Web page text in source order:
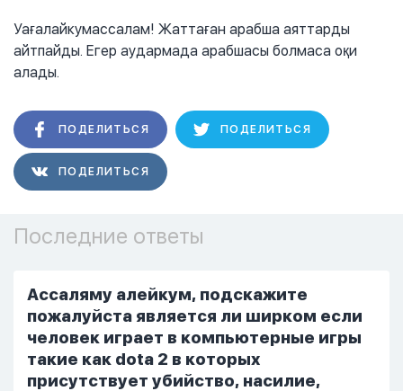
Уағалайкумассалам! Жаттаған арабша аяттарды
айтпайды. Егер аудармада арабшасы болмаса оқи
алады.
ПОДЕЛИТЬСЯ ПОДЕЛИТЬСЯ
ПОДЕЛИТЬСЯ
Последние ответы
Ассаляму алейкум, подскажите
пожалуйста является ли ширком если
человек играет в компьютерные игры
такие как dota 2 в которых
присутствует убийство, насилие,